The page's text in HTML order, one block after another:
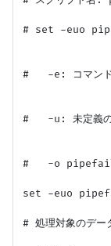
# set -euo
#   -e: コマンド
#   -u: 未定義の
#   -o pipefail: パ
set -euo
# 処理対象のデー